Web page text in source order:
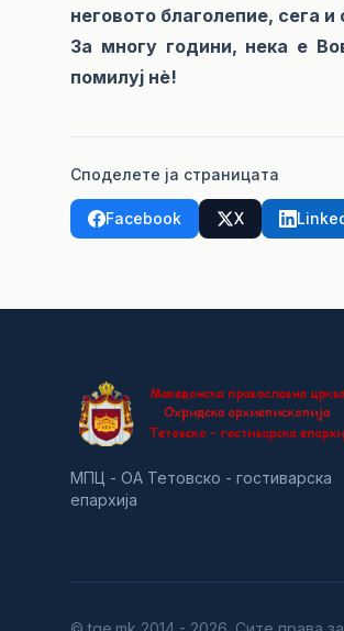
неговото благолепие, сега
За многу години, нека е
помилуј нè!
Споделете ја страницата
Facebook X
МПЦ - ОА Тетовско - гостиварска
епархија